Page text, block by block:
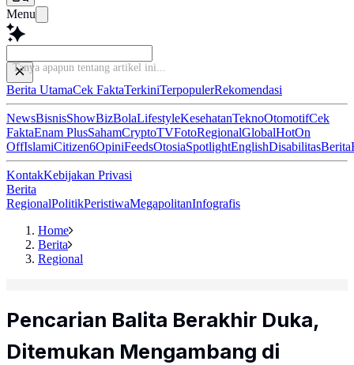
Menu
Tanya apapun tentang artikel i
Berita UtamaCek FaktaTerkiniTerpopulerRekomendasi
NewsBisnisShowBizBolaLifestyleKesehatanTeknoOtomotifCek
FaktaEnam PlusSahamCryptoTVFotoRegionalGlobalHotOn
OffIslamiCitizen6OpiniFeedsOtosiaSpotlightEnglishDisabilitasBerita
KontakKebijakan Privasi
Berita
RegionalPolitikPeristiwaMegapolitanInfografis
Home
Berita
Regional
Pencarian Balita Berakhir Duka,
Ditemukan Mengambang di